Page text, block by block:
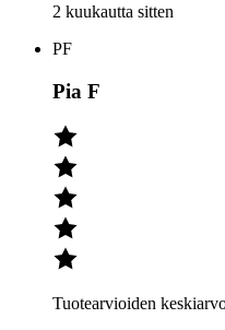
2 kuukautta sitten
PF
Pia F
Tuotearvioiden